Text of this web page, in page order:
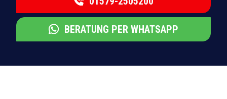
BERATUNG PER WHATSAPP